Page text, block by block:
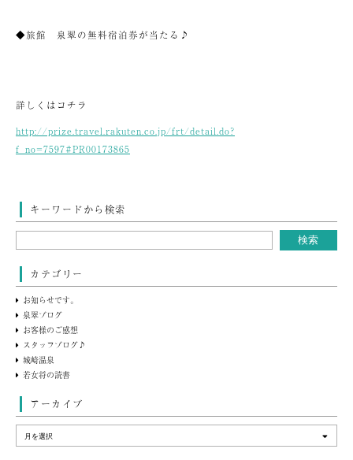
◆旅館 泉翠の無料宿泊券が当たる♪
詳しくはコチラ
http://prize.travel.rakuten.co.jp/frt/detail.do?
f_no=7597#PR00173865
キーワードから検索
カテゴリー
お知らせです。
泉翠ブログ
お客様のご感想
スタッフブログ♪
城崎温泉
若女将の読書
アーカイブ